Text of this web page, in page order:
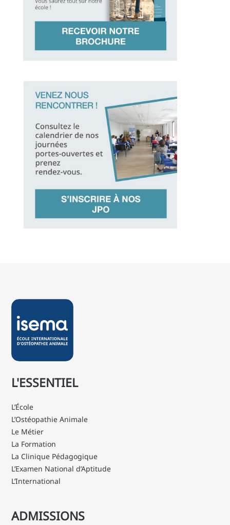
L'ESSENTIEL
L’École
L’Ostéopathie Animale
Le Métier
La Formation
La Clinique Pédagogique
L’Examen National d’Aptitude
L’International
ADMISSIONS